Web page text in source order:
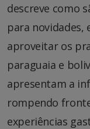
descreve como
para novidades,
aproveitar os
paraguaia e
apresentam a
rompendo
experiências